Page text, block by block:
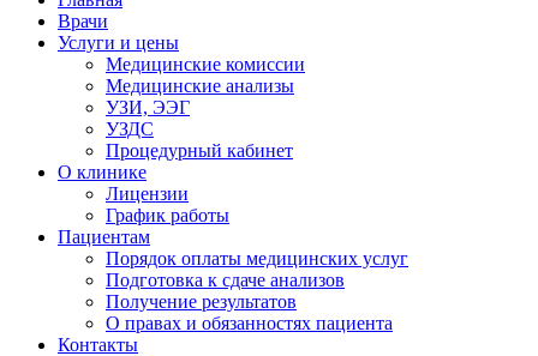
Врачи
Услуги и цены
Медицинские комиссии
Медицинские анализы
УЗИ, ЭЭГ
УЗДС
Процедурный кабинет
О клинике
Лицензии
График работы
Пациентам
Порядок оплаты медицинских услуг
Подготовка к сдаче анализов
Получение результатов
О правах и обязанностях пациента
Контакты